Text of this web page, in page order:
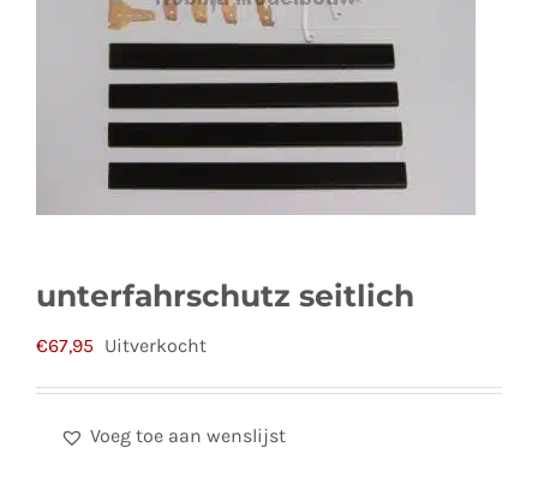
unterfahrschutz seitlich
€67,95 Uitverkocht
Voeg toe aan wenslijst